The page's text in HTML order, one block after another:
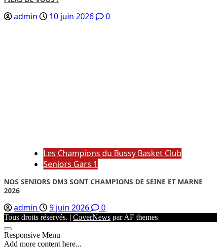
admin 10 juin 2026 0
Les Champions du Bussy Basket Club
Seniors Gars 1
NOS SENIORS DM3 SONT CHAMPIONS DE SEINE ET MARNE
2026
admin 9 juin 2026 0
Tous droits réservés. | CoverNews par AF themes
Responsive Menu
Add more content here...